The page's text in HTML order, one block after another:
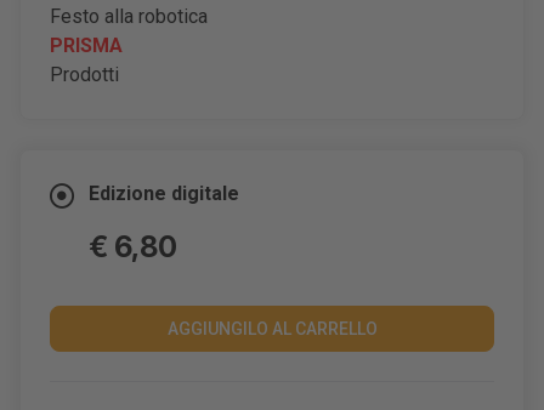
Festo alla robotica
PRISMA
Prodotti
Edizione digitale
€ 6,80
AGGIUNGILO AL CARRELLO